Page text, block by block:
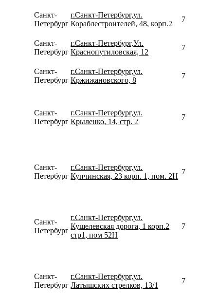
Санкт-
Петербург
г.Санкт-Петербург,ул.
Кораблестроителей, 48, корп.2
Санкт-
Петербург
г.Санкт-Петербург,Ул.
Краснопутиловская, 12
Санкт-
Петербург
г.Санкт-Петербург,ул.
Кржижановского, 8
Санкт-
Петербург
г.Санкт-Петербург,ул.
Крыленко, 14, стр. 2
Санкт-
Петербург
г.Санкт-Петербург,ул.
Купчинская, 23 корп. 1, пом. 2Н
Санкт-
Петербург
г.Санкт-Петербург,ул.
Кушелевская дорога, 1 корп.2
стр1, пом 52Н
Санкт-
Петербург
г.Санкт-Петербург,ул.
Латышских стрелков, 13/1